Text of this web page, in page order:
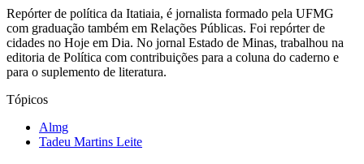
Repórter de política da Itatiaia, é jornalista formado pela UFMG
com graduação também em Relações Públicas. Foi repórter de
cidades no Hoje em Dia. No jornal Estado de Minas, trabalhou na
editoria de Política com contribuições para a coluna do caderno e
para o suplemento de literatura.
Tópicos
Almg
Tadeu Martins Leite